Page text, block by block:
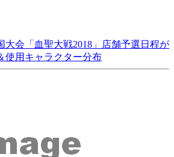
大会「血聖大戦2018」店舗予選日程が
使用キャラクター分布